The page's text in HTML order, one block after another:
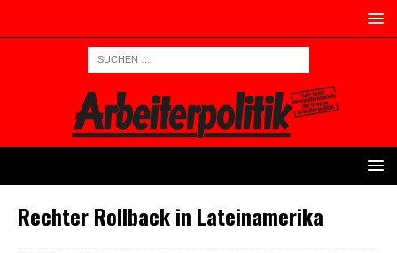
Rechter Rollback in Lateinamerika